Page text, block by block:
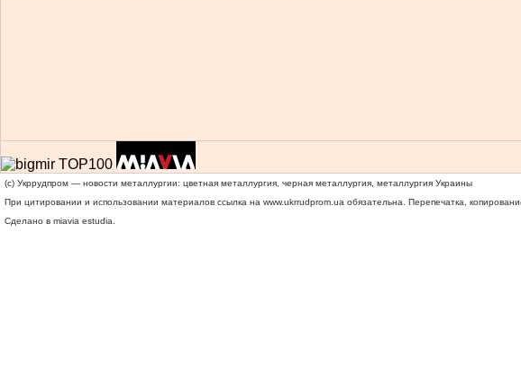
(c) Укррудпром — новости металлургии: цветная металлургия, черная металлургия, металлургия Украины
При цитировании и использовании материалов ссылка на www.ukrrudprom.ua обязательна. Перепечатка,
Сделано в miavia estudia.